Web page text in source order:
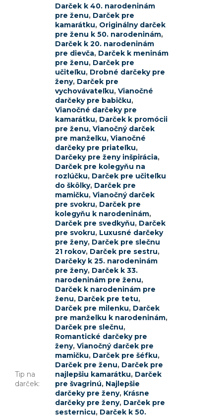
Tip na
darček:
Darček k 40. narodeninám
pre ženu, Darček pre
kamarátku, Originálny darček
pre ženu k 50. narodeninám,
Darček k 20. narodeninám
pre dievča, Darček k meninám
pre ženu, Darček pre
učiteľku, Drobné darčeky pre
ženy, Darček pre
vychovávateľku, Vianočné
darčeky pre babičku,
Vianočné darčeky pre
kamarátku, Darček k promócii
pre ženu, Vianočný darček
pre manželku, Vianočné
darčeky pre priateľku,
Darčeky pre ženy inšpirácia,
Darček pre kolegyňu na
rozlúčku, Darček pre učiteľku
do škôlky, Darček pre
mamičku, Vianočný darček
pre svokru, Darček pre
kolegyňu k narodeninám,
Darček pre svedkyňu, Darček
pre svokru, Luxusné darčeky
pre ženy, Darček pre slečnu
21 rokov, Darček pre sestru,
Darčeky k 25. narodeninám
pre ženy, Darček k 33.
narodeninám pre ženu,
Darček k narodeninám pre
ženu, Darček pre tetu,
Darček pre milenku, Darček
pre manželku k narodeninám,
Darček pre slečnu,
Romantické darčeky pre
ženy, Vianočný darček pre
mamičku, Darček pre šéfku,
Darček pre ženu, Darček pre
najlepšiu kamarátku, Darček
pre švagrinú, Najlepšie
darčeky pre ženy, Krásne
darčeky pre ženy, Darček pre
sesternicu, Darček k 50.